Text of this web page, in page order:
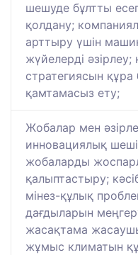
шешуде бұлтты
қолдану;
арттыру үшін
жүйелерді
стратегиясын құра
қамтамасыз ету;
Жобалар мен
инновациялық
жобаларды
қалыптастыру;
мінез-құлық
дағдыларын
жасақтама
жұмыс климатын